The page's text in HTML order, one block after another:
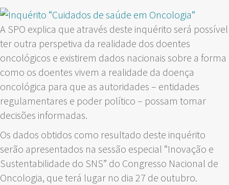
A SPO explica que através deste inquérito será possível
ter outra perspetiva da realidade dos doentes
oncológicos e existirem dados nacionais sobre a forma
como os doentes vivem a realidade da doença
oncológica para que as autoridades – entidades
regulamentares e poder político – possam tomar
decisões informadas.
Os dados obtidos como resultado deste inquérito
serão apresentados na sessão especial “Inovação e
Sustentabilidade do SNS” do Congresso Nacional de
Oncologia, que terá lugar no dia 27 de outubro.